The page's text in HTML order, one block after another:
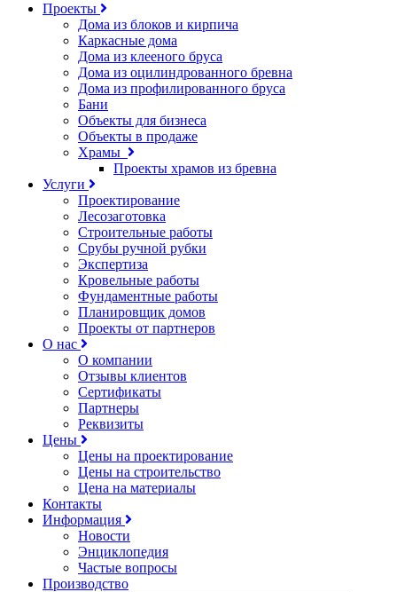
Проекты
Дома из блоков и кирпича
Каркасные дома
Дома из клееного бруса
Дома из оцилиндрованного бревна
Дома из профилированного бруса
Бани
Объекты для бизнеса
Объекты в продаже
Храмы
Проекты храмов из бревна
Услуги
Проектирование
Лесозаготовка
Строительные работы
Срубы ручной рубки
Экспертиза
Кровельные работы
Фундаментные работы
Планировщик домов
Проекты от партнеров
О нас
О компании
Отзывы клиентов
Сертификаты
Партнеры
Реквизиты
Цены
Цены на проектирование
Цены на строительство
Цена на материалы
Контакты
Информация
Новости
Энциклопедия
Частые вопросы
Производство